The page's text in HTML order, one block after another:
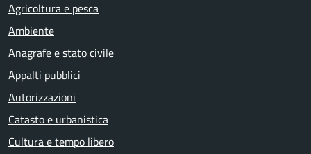
Agricoltura e pesca
Ambiente
Anagrafe e stato civile
Appalti pubblici
Autorizzazioni
Catasto e urbanistica
Cultura e tempo libero